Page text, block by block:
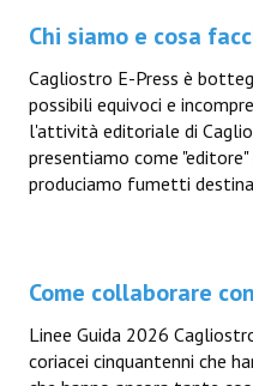
Chi siamo e cosa
Cagliostro E-Press è
possibili equivoci e
l'attività editoriale di
presentiamo come
produciamo fumetti
Come collaborare
Linee Guida 2026
coriacei cinquantenni che